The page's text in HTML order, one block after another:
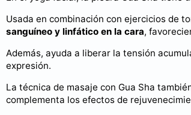
Usada en combinación con ejercicios de
sanguíneo y linfático en la cara,
Además, ayuda a liberar la tensión
expresión.
La técnica de masaje con Gua Sha
complementa los efectos de